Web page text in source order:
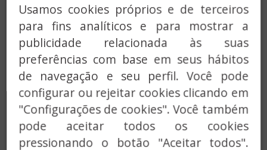
Captcha:
Introduza o dia atual.
Usamos cookies próprios e de terceiros
para fins analíticos e para mostrar a
publicidade relacionada às suas
preferências com base em seus hábitos
de navegação e seu perfil. Você pode
configurar ou rejeitar cookies clicando em
"Configurações de cookies". Você também
pode aceitar todos os cookies
pressionando o botão "Aceitar todos".